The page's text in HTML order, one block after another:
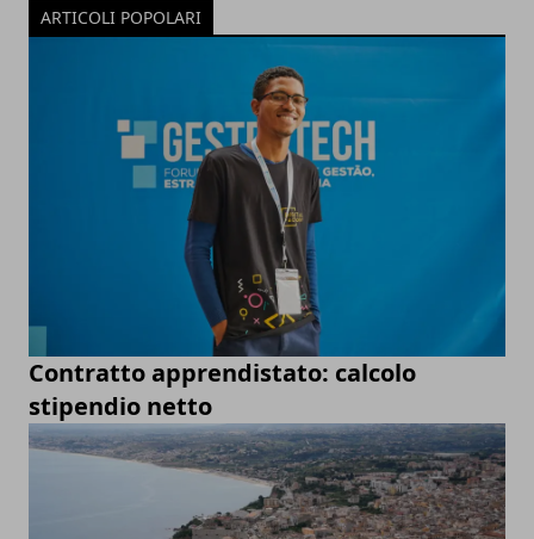
ARTICOLI POPOLARI
Contratto apprendistato: calcolo
stipendio netto